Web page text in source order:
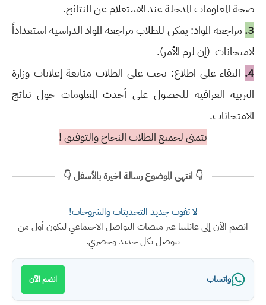
صحة المعلومات المدخلة عند الاستعلام عن النتائج.
3. مراجعة المواد: يمكن للطلاب مراجعة المواد الدراسية استعداداً
لامتحانات (إن لزم الأمر).
4. البقاء على اطلاع: يجب على الطلاب متابعة إعلانات وزارة
التربية العراقية للحصول على أحدث المعلومات حول نتائج
الامتحانات.
نتمنى لجميع الطلاب النجاح والتوفيق !
👇 انتهى الموضوع رسالة اخيرة بالأسفل 👇
لا تفوت جديد التحديثات والشروحات!
انضم الآن إلى عائلتنا عبر منصات التواصل الاجتماعي لتكون أول من
يتوصل بكل جديد وحصري.
واتساب انضم الآن